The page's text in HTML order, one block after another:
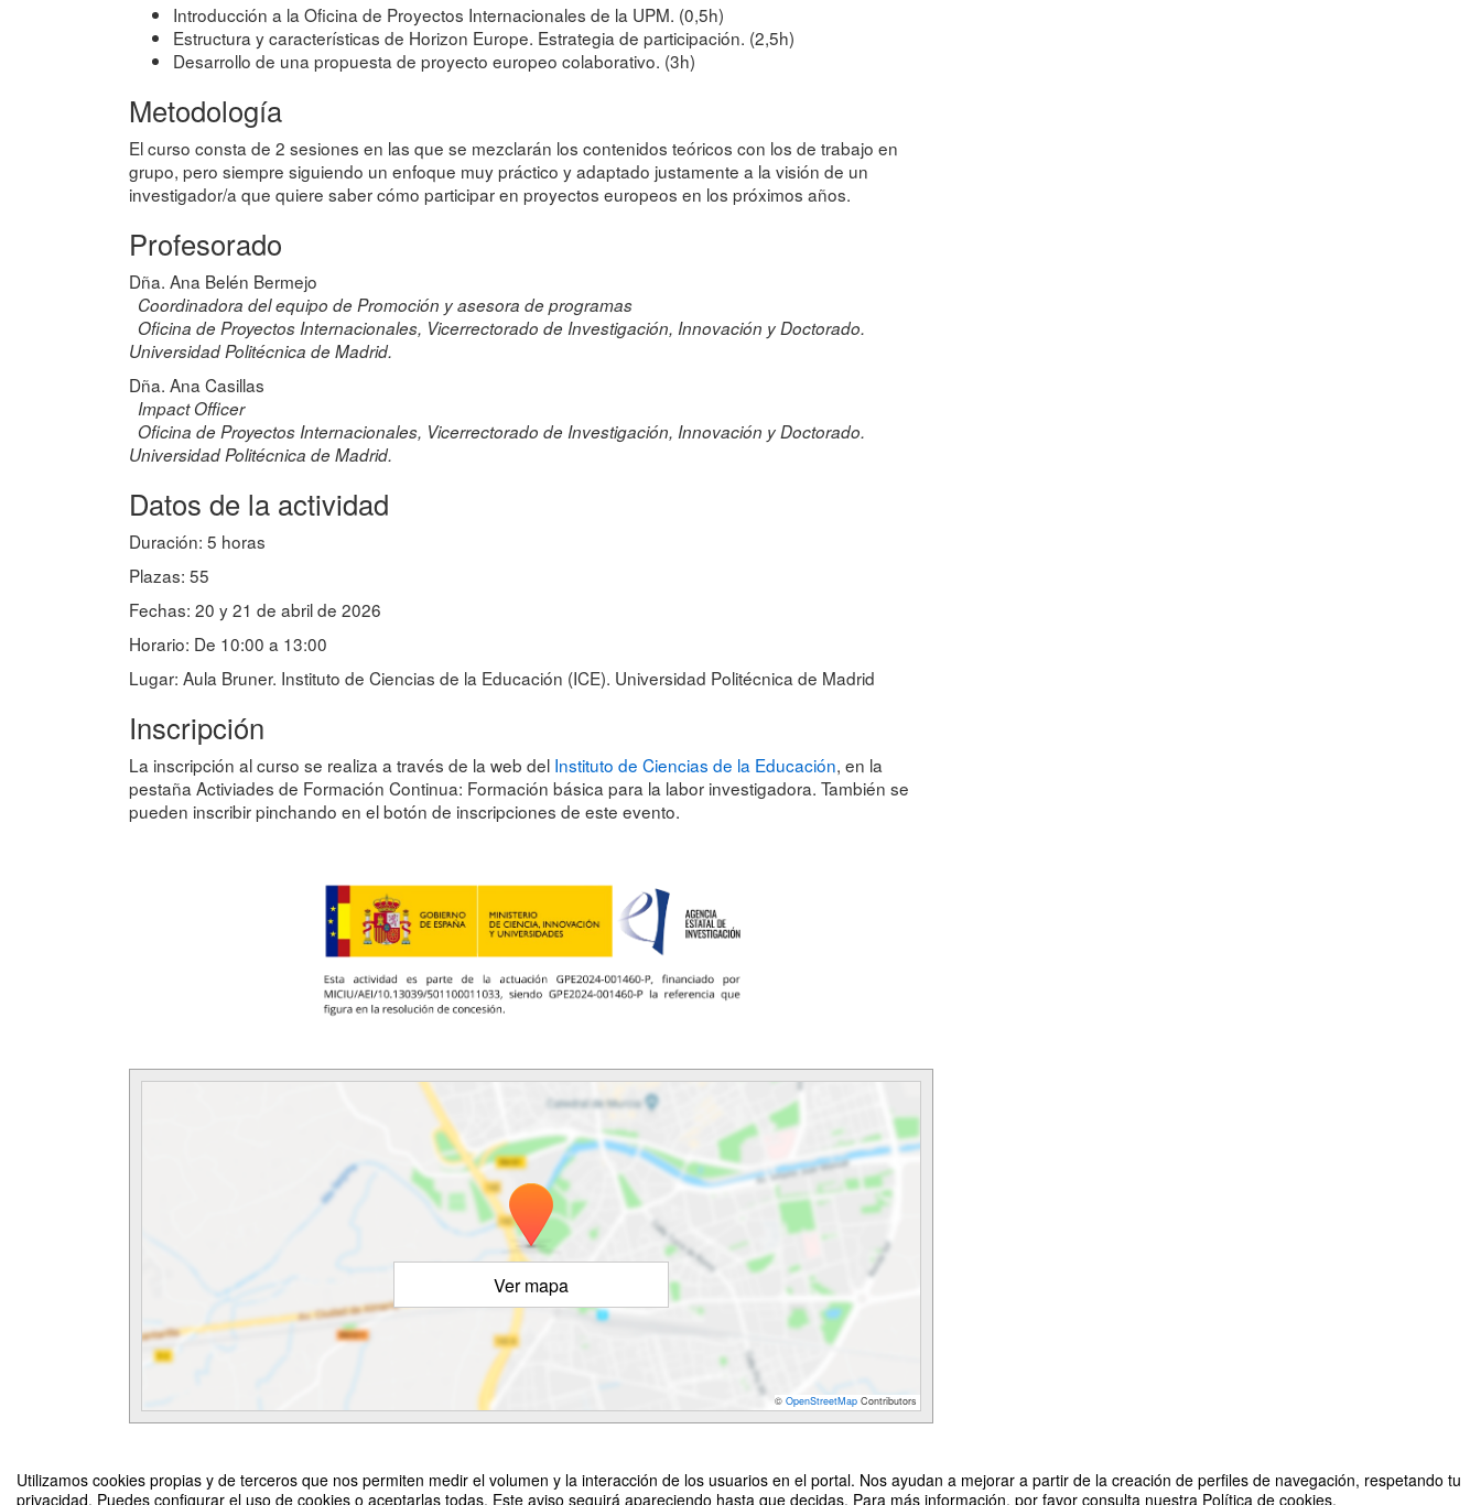
Utilizamos cookies propias y de terceros que nos permiten medir el volumen y la interacción de los usuarios en el portal. Nos ayudan a mejorar a partir de la creación de perfiles de navegación, respetando tu
privacidad. Puedes configurar el uso de cookies o aceptarlas todas. Este aviso seguirá apareciendo hasta que decidas. Para más información, por favor consulta nuestra Política de cookies.
Introducción a la Oficina de Proyectos Internacionales de la UPM. (0,5h)
Estructura y características de Horizon Europe. Estrategia de participación. (2,5h)
Desarrollo de una propuesta de proyecto europeo colaborativo. (3h)
Metodología
El curso consta de 2 sesiones en las que se mezclarán los contenidos teóricos con los de trabajo en
grupo, pero siempre siguiendo un enfoque muy práctico y adaptado justamente a la visión de un
investigador/a que quiere saber cómo participar en proyectos europeos en los próximos años.
Profesorado
Dña. Ana Belén Bermejo
Coordinadora del equipo de Promoción y asesora de programas
Oficina de Proyectos Internacionales, Vicerrectorado de Investigación, Innovación y Doctorado.
Universidad Politécnica de Madrid.
Dña. Ana Casillas
Impact Officer
Oficina de Proyectos Internacionales, Vicerrectorado de Investigación, Innovación y Doctorado.
Universidad Politécnica de Madrid.
Datos de la actividad
Duración: 5 horas
Plazas: 55
Fechas: 20 y 21 de abril de 2026
Horario: De 10:00 a 13:00
Lugar: Aula Bruner. Instituto de Ciencias de la Educación (ICE). Universidad Politécnica de Madrid
Inscripción
La inscripción al curso se realiza a través de la web del Instituto de Ciencias de la Educación, en la
pestaña Activiades de Formación Continua: Formación básica para la labor investigadora. También se
pueden inscribir pinchando en el botón de inscripciones de este evento.
Ver mapa
© OpenStreetMap Contributors
Preparación de propuestas HE: aspectos generales - 20 y 21 abril 2026 Organizado por OFICINA DE PROYECTOS INTERNACIONALES DE I+D+i